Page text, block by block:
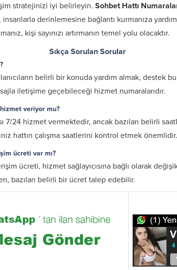
stratejinizi iyi belirleyin. Sohbet Hattı
derinlemesine bağlantı kurmanıza
kişi sayınızı artırmanın temel yolu olacaktır.
Sıkça Sorulan Sorular
belirli bir konuda yardım almak, destek
iletişime geçebileceği hizmet numaralarıdır.
veriyor mu?
7/24 hizmet vermektedir, ancak bazıları belirli
hattın çalışma saatlerini kontrol etmek önemlidir.
ücreti var mı?
ücreti, hizmet sağlayıcısına bağlı olarak
bazıları belirli bir ücret talep edebilir.